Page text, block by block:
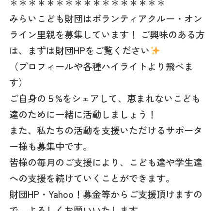
みらいこども財団はボランティアクルー・オン
ライン里親を募集しています！ ご興味のある方
は、まずは財団HPをご覧ください
（プロフィールや各種ハイライトより飛べま
す）
ご自身の５%をシェアして、恵まれないこども
達のために一緒に活動しましょう！
また、私たちの活動を支援いただけるサポータ
ー様も募集中です。
皆様の毎月のご支援により、こども達や学生達
への支援を続けていくことができます。
財団HP・Yahoo！募金等からご支援頂けますの